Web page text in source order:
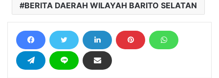
BERITA DAERAH WILAYAH BARITO SELATAN